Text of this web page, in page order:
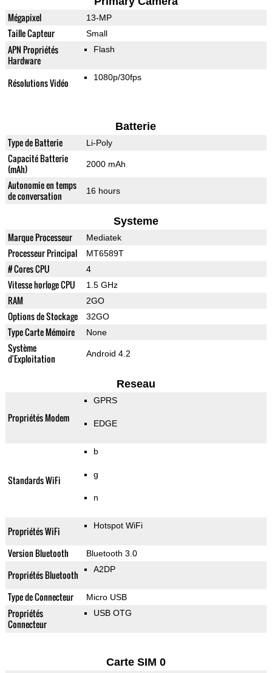
Mégapixel 13-MP
Taille Capteur Small
APN Propriétés
Hardware
Flash
Résolutions Vidéo 1080p/30fps
Batterie
Type de Batterie Li-Poly
Capacité Batterie
(mAh)
2000 mAh
Autonomie en temps
de conversation
16 hours
Systeme
Marque Processeur Mediatek
Processeur Principal MT6589T
# Cores CPU 4
Vitesse horloge CPU 1.5 GHz
RAM 2GO
Options de Stockage 32GO
Type Carte Mémoire None
Système
d'Exploitation
Android 4.2
Reseau
Propriétés Modem
GPRS
EDGE
Standards WiFi
b
g
n
Propriétés WiFi Hotspot WiFi
Version Bluetooth Bluetooth 3.0
Propriétés Bluetooth A2DP
Type de Connecteur Micro USB
Propriétés
Connecteur
USB OTG
Carte SIM 0